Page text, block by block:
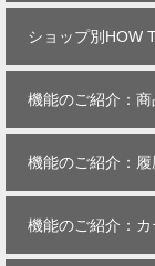
ショップ別HOW
機能のご紹介：商
機能のご紹介：履
機能のご紹介：